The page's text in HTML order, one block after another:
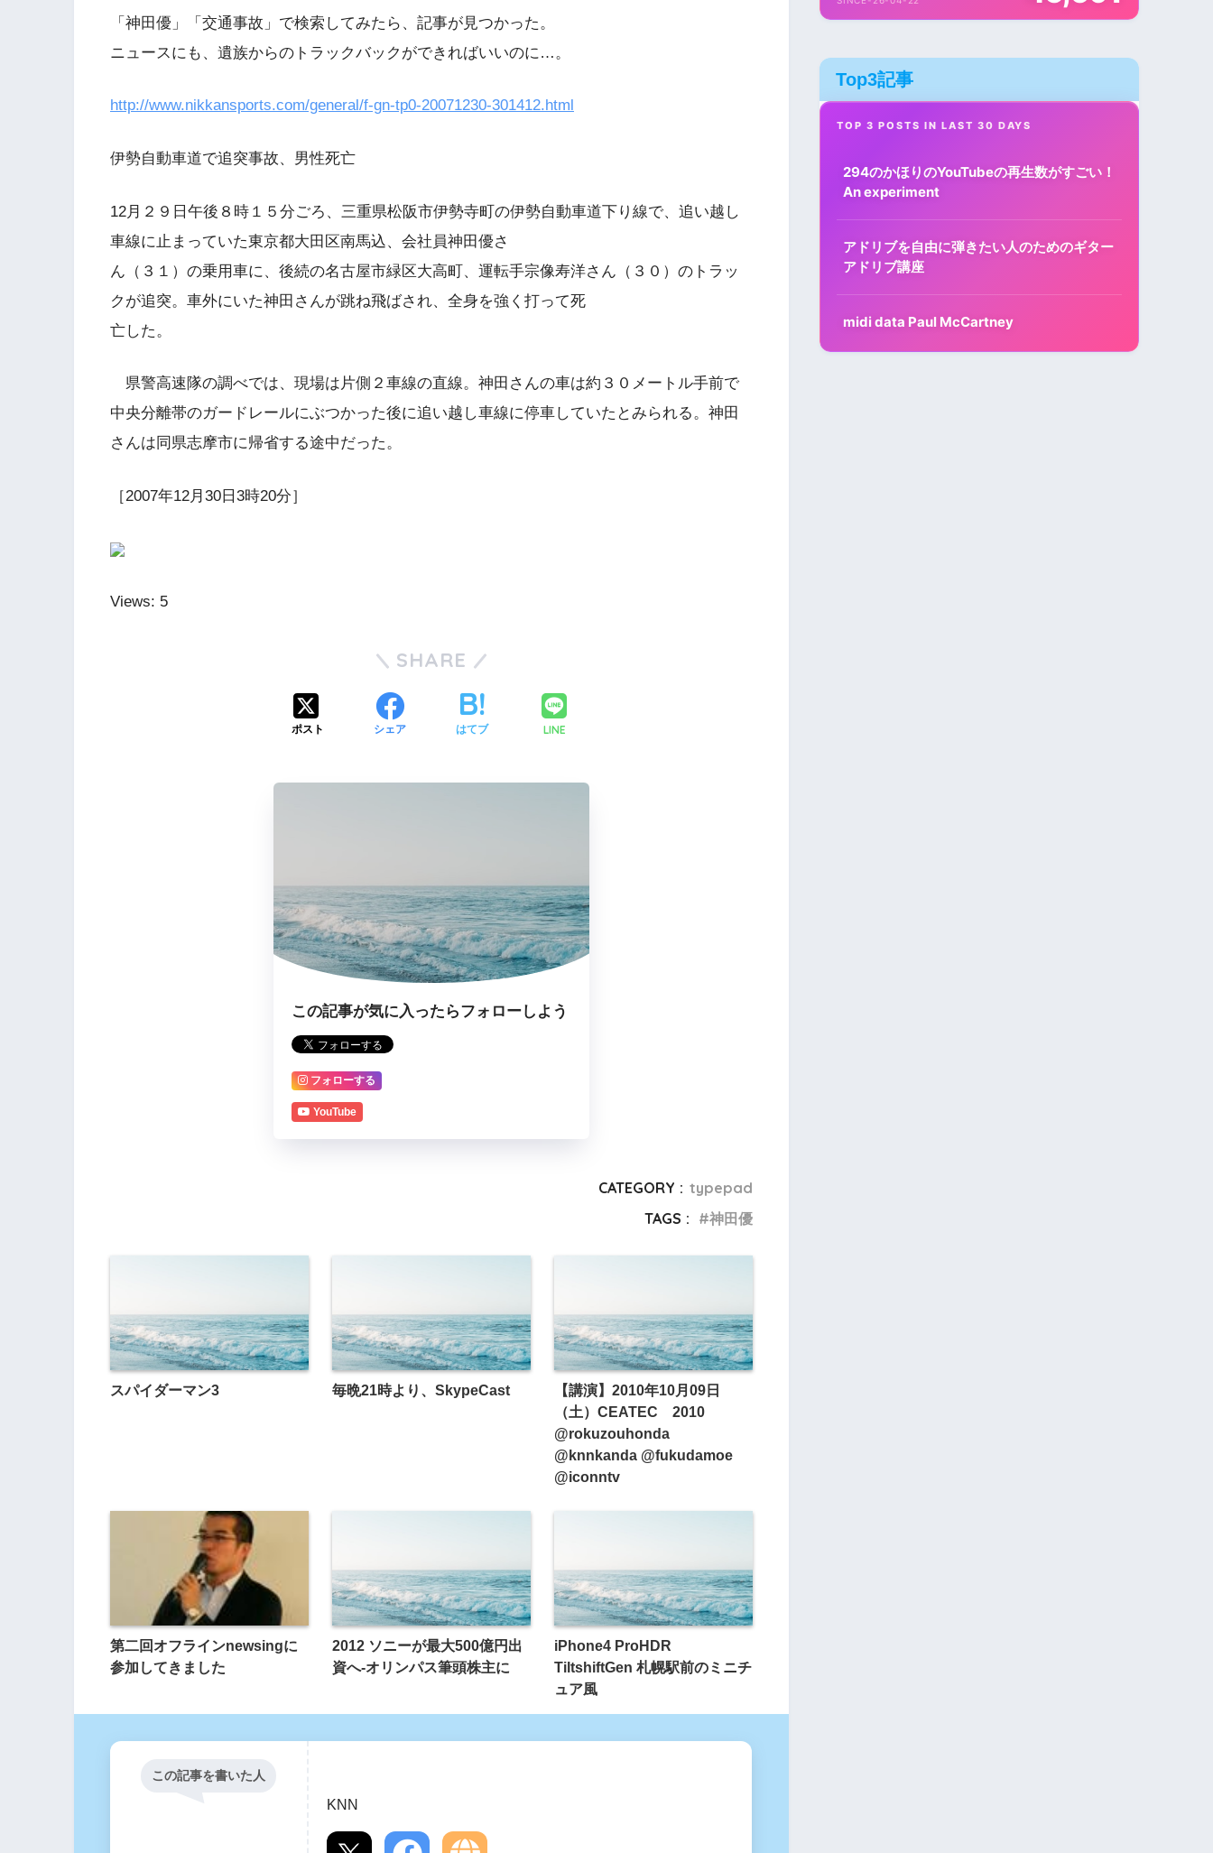
「神田優」「交通事故」で検索してみたら、記事が見つかった。
ニュースにも、遺族からのトラックバックができればいいのに…。
http://www.nikkansports.com/general/f-gn-tp0-20071230-301412.html
伊勢自動車道で追突事故、男性死亡
12月２９日午後８時１５分ごろ、三重県松阪市伊勢寺町の伊勢自動車道下り線で、追い越し
車線に止まっていた東京都大田区南馬込、会社員神田優さ
ん（３１）の乗用車に、後続の名古屋市緑区大高町、運転手宗像寿洋さん（３０）のトラッ
クが追突。車外にいた神田さんが跳ね飛ばされ、全身を強く打って死
亡した。
県警高速隊の調べでは、現場は片側２車線の直線。神田さんの車は約３０メートル手前で
中央分離帯のガードレールにぶつかった後に追い越し車線に停車していたとみられる。神田
さんは同県志摩市に帰省する途中だった。
［2007年12月30日3時20分］
Views: 5
SHARE
ポスト シェア はてブ LINE
この記事が気に入ったらフォローしよう
フォローする
YouTube
CATEGORY : typepad
TAGS :
神田優
スパイダーマン3 毎晩21時より、SkypeCast
【講演】2010年10月09日
（土）CEATEC 2010
@rokuzouhonda
@knnkanda @fukudamoe
@iconntv
第二回オフラインnewsingに
参加してきました
2012 ソニーが最大500億円出
資へ-オリンパス筆頭株主に
iPhone4 ProHDR
TiltshiftGen 札幌駅前のミニチ
ュア風
この記事を書いた人
KNN
Top3記事
TOP 3 POSTS IN LAST 30 DAYS
294のかほりのYouTubeの再生数がすごい！
An experiment
アドリブを自由に弾きたい人のためのギター
アドリブ講座
midi data Paul McCartney